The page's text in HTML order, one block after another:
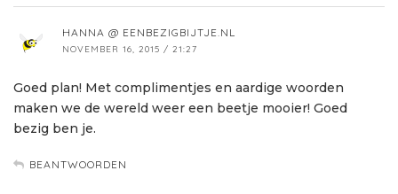
HANNA @ EENBEZIGBIJTJE.NL
NOVEMBER 16, 2015 / 21:27
Goed plan! Met complimentjes en aardige woorden
maken we de wereld weer een beetje mooier! Goed
bezig ben je.
BEANTWOORDEN